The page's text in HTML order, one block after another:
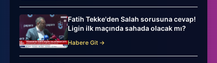
Fatih Tekke'den Salah sorusuna cevap!
Ligin ilk maçında sahada olacak mı?
Habere Git →